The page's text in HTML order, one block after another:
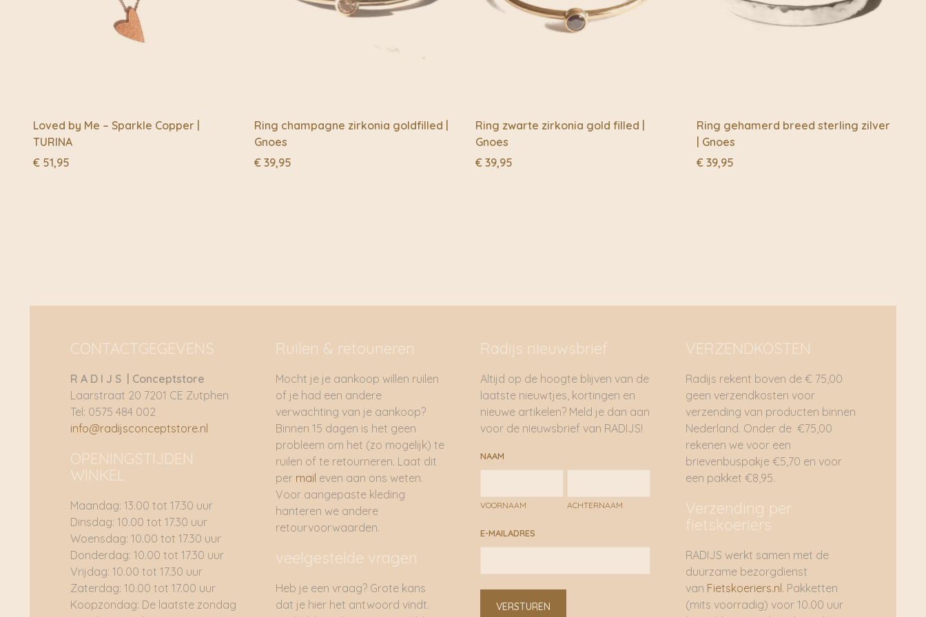
Loved by Me – Sparkle Copper |
TURINA
€ 51,95
Ring champagne zirkonia goldfilled |
Gnoes
€ 39,95
Ring zwarte zirkonia gold filled |
Gnoes
€ 39,95
Ring gehamerd breed sterling zilver
| Gnoes
€ 39,95
CONTACTGEGEVENS
R A D I J S | Conceptstore
Laarstraat 20 7201 CE Zutphen
Tel: 0575 484 002
info@radijsconceptstore.nl
OPENINGSTIJDEN
WINKEL
Maandag: 13.00 tot 17.30 uur
Dinsdag: 10.00 tot 17.30 uur
Woensdag: 10.00 tot 17.30 uur
Donderdag: 10.00 tot 17.30 uur
Vrijdag: 10.00 tot 17.30 uur
Zaterdag: 10.00 tot 17.00 uur
Koopzondag: De laatste zondag
Ruilen & retouneren
Mocht je je aankoop willen ruilen
of je had een andere
verwachting van je aankoop?
Binnen 15 dagen is het geen
probleem om het (zo mogelijk) te
ruilen of te retourneren. Laat dit
permail even aan ons weten.
Voor aangepaste kleding
hanteren we andere
retourvoorwaarden.
veelgestelde vragen
Heb je een vraag? Grote kans
dat je hier het antwoord vindt.
Radijs nieuwsbrief
Altijd op de hoogte blijven van de
laatste nieuwtjes, kortingen en
nieuwe artikelen? Meld je dan aan
voor de nieuwsbrief van RADIJS!
NAAM
VOORNAAM ACHTERNAAM
E-MAILADRES
VERSTUREN
VERZENDKOSTEN
Radijs rekent boven de € 75,00
geen verzendkosten voor
verzending van producten binnen
Nederland. Onder de €75,00
rekenen we voor een
brievenbuspakje €5,70 en voor
een pakket €8,95.
Verzending per
fietskoeriers
RADIJS werkt samen met de
duurzame bezorgdienst
van Fietskoeriers.nl . Pakketten
(mits voorradig) voor 10.00 uur